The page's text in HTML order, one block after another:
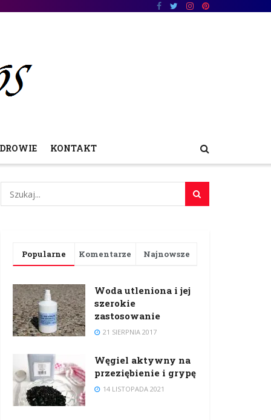
KONTAKT
Popularne Komentarze Najnowsze
Woda utleniona i jej
szerokie
zastosowanie
21 SIERPNIA 2017
Węgiel aktywny na
przeziębienie i grypę
14 LISTOPADA 2021